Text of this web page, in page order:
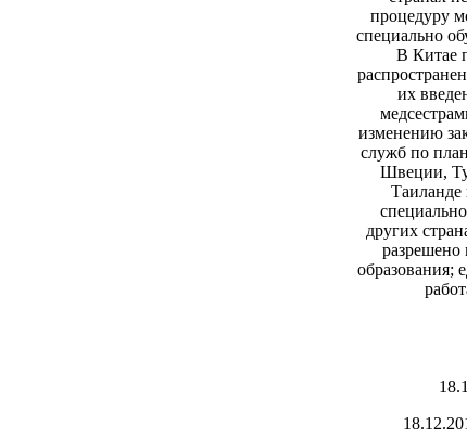
процедуру
специально
В Китае
их
изменению
служб по
Швеции,
других
разрешено
образования;